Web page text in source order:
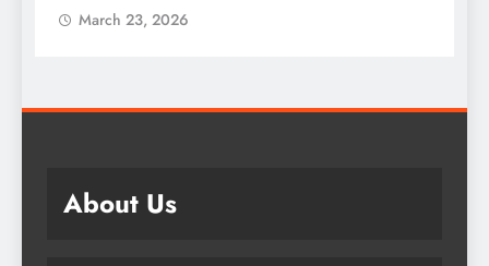
March 23, 2026
About Us